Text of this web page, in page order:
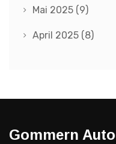
Mai 2025 (9)
April 2025 (8)
Gommern